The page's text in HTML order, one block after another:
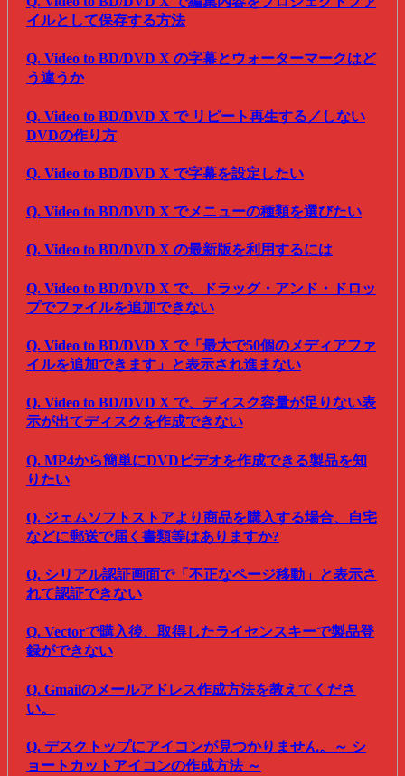
イルとして保存する方法
Q. Video to BD/DVD X の字幕とウォーターマークはど
う違うか
Q. Video to BD/DVD X で リピート再生する／しない
DVDの作り方
Q. Video to BD/DVD X で字幕を設定したい
Q. Video to BD/DVD X でメニューの種類を選びたい
Q. Video to BD/DVD X の最新版を利用するには
Q. Video to BD/DVD X で、ドラッグ・アンド・ドロッ
プでファイルを追加できない
Q. Video to BD/DVD X で「最大で50個のメディアファ
イルを追加できます」と表示され進まない
Q. Video to BD/DVD X で、ディスク容量が足りない表
示が出てディスクを作成できない
Q. MP4から簡単にDVDビデオを作成できる製品を知
りたい
Q. ジェムソフトストアより商品を購入する場合、自宅
などに郵送で届く書類等はありますか?
Q. シリアル認証画面で「不正なページ移動」と表示さ
れて認証できない
Q. Vectorで購入後、取得したライセンスキーで製品登
録ができない
Q. Gmailのメールアドレス作成方法を教えてくださ
い。
Q. デスクトップにアイコンが見つかりません。～ シ
ョートカットアイコンの作成方法 ～